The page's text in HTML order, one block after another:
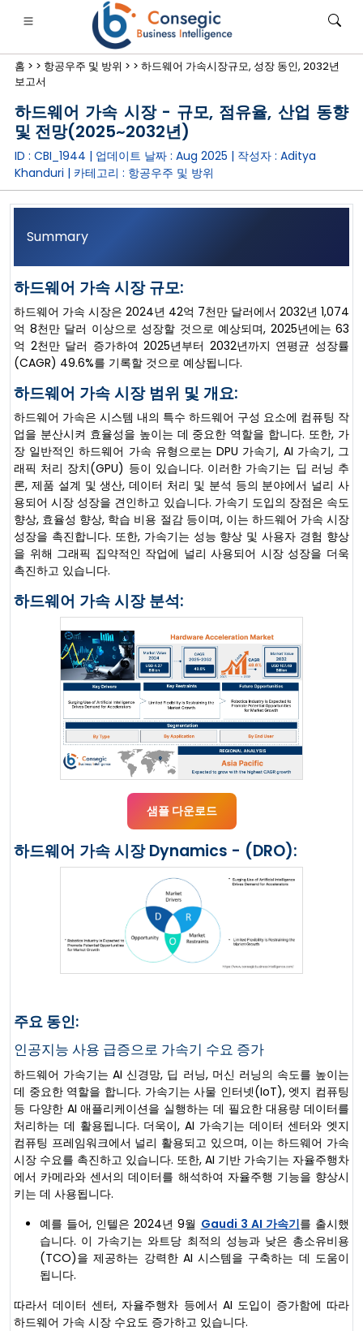
·금융·보험• 소비재 • 에너지 및 전력• 식품 및 음료
• 사례 연구
홈 > > 항공우주 및 방위 > > 하드웨어 가속시장규모, 성장 동인, 2032년
보고서
하드웨어 가속 시장 - 규모, 점유율, 산업 동향
및 전망(2025~2032년)
ID : CBI_1944 | 업데이트 날짜 : Aug 2025 | 작성자 : Aditya
Khanduri | 카테고리 : 항공우주 및 방위
Summary
하드웨어 가속 시장 규모:
하드웨어 가속 시장은 2024년 42억 7천만 달러에서 2032년 1,074
억 8천만 달러 이상으로 성장할 것으로 예상되며, 2025년에는 63
억 2천만 달러 증가하여 2025년부터 2032년까지 연평균 성장률
(CAGR) 49.6%를 기록할 것으로 예상됩니다.
하드웨어 가속 시장 범위 및 개요:
하드웨어 가속은 시스템 내의 특수 하드웨어 구성 요소에 컴퓨팅 작
업을 분산시켜 효율성을 높이는 데 중요한 역할을 합니다. 또한, 가
장 일반적인 하드웨어 가속 유형으로는 DPU 가속기, AI 가속기, 그
래픽 처리 장치(GPU) 등이 있습니다. 이러한 가속기는 딥 러닝 추
론, 제품 설계 및 생산, 데이터 처리 및 분석 등의 분야에서 널리 사
용되어 시장 성장을 견인하고 있습니다. 가속기 도입의 장점은 속도
향상, 효율성 향상, 학습 비용 절감 등이며, 이는 하드웨어 가속 시장
성장을 촉진합니다. 또한, 가속기는 성능 향상 및 사용자 경험 향상
을 위해 그래픽 집약적인 작업에 널리 사용되어 시장 성장을 더욱
촉진하고 있습니다.
하드웨어 가속 시장 분석:
샘플 다운로드
하드웨어 가속 시장 Dynamics - (DRO):
주요 동인:
인공지능 사용 급증으로 가속기 수요 증가
하드웨어 가속기는 AI 신경망, 딥 러닝, 머신 러닝의 속도를 높이는
데 중요한 역할을 합니다. 가속기는 사물 인터넷(IoT), 엣지 컴퓨팅
등 다양한 AI 애플리케이션을 실행하는 데 필요한 대용량 데이터를
처리하는 데 활용됩니다. 더욱이, AI 가속기는 데이터 센터와 엣지
컴퓨팅 프레임워크에서 널리 활용되고 있으며, 이는 하드웨어 가속
시장 수요를 촉진하고 있습니다. 또한, AI 기반 가속기는 자율주행차
에서 카메라와 센서의 데이터를 해석하여 자율주행 기능을 향상시
키는 데 사용됩니다.
예를 들어, 인텔은 2024년 9월 Gaudi 3 AI 가속기를 출시했
습니다. 이 가속기는 와트당 최적의 성능과 낮은 총소유비용
(TCO)을 제공하는 강력한 AI 시스템을 구축하는 데 도움이
됩니다.
따라서 데이터 센터, 자율주행차 등에서 AI 도입이 증가함에 따라
하드웨어 가속 시장 수요도 증가하고 있습니다.